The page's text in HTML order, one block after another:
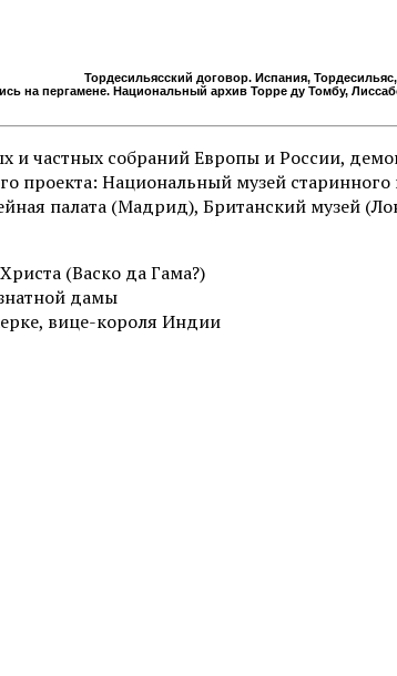
Тордесильясский договор. Испания,
на пергамене. Национальный архив Торре ду Томбу,
и частных собраний Европы и России,
проекта: Национальный музей
палата (Мадрид), Британский музей